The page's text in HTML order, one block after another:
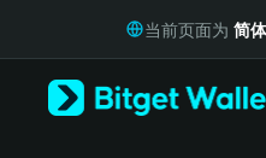
Русский
当前页面为 简